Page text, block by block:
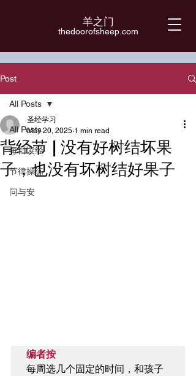
羊之门
​thedoorofsheep.com
Post
All Posts
每日读经
节律操练
问与安
All Posts
背经节 | 没有好树结坏果
子，也没有坏树结好果子
圣经学习
May 20, 2025 1 min read
编者按
每周选几个固定的时间，和孩子